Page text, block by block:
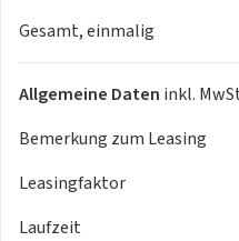
mich für eine individuelle
Herzliche Grüße
Til Hesse
Alpine Advisor
Gesamt, einmalig
Allgemeine Daten inkl.
Bemerkung zum Leasing
Leasingfaktor
Laufzeit